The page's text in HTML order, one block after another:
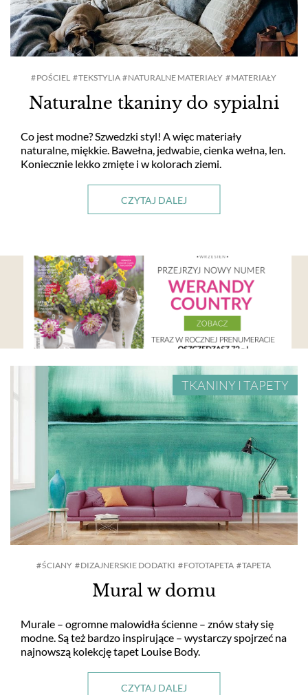
Naturalne tkaniny do sypialni
Co jest modne? Szwedzki styl! A więc materiały
naturalne, miękkie. Bawełna, jedwabie, cienka wełna, len.
Koniecznie lekko zmięte i w kolorach ziemi.
CZYTAJ DALEJ
POŚCIEL TEKSTYLIA NATURALNE MATERIAŁY MATERIAŁY
TKANINY I TAPETY
Mural w domu
Murale – ogromne malowidła ścienne – znów stały się
modne. Są też bardzo inspirujące – wystarczy spojrzeć na
najnowszą kolekcję tapet Louise Body.
CZYTAJ DALEJ
ŚCIANY DIZAJNERSKIE DODATKI FOTOTAPETA TAPETA